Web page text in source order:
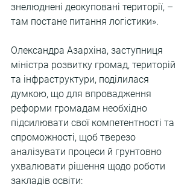
знелюднені деокуповані території, –
там постане питання логістики».
Олександра Азархіна, заступниця
міністра розвитку громад, територій
та інфраструктури, поділилася
думкою, що для впровадження
реформи громадам необхідно
підсилювати свої компетентності та
спроможності, щоб тверезо
аналізувати процеси й грунтовно
ухвалювати рішення щодо роботи
закладів освіти: